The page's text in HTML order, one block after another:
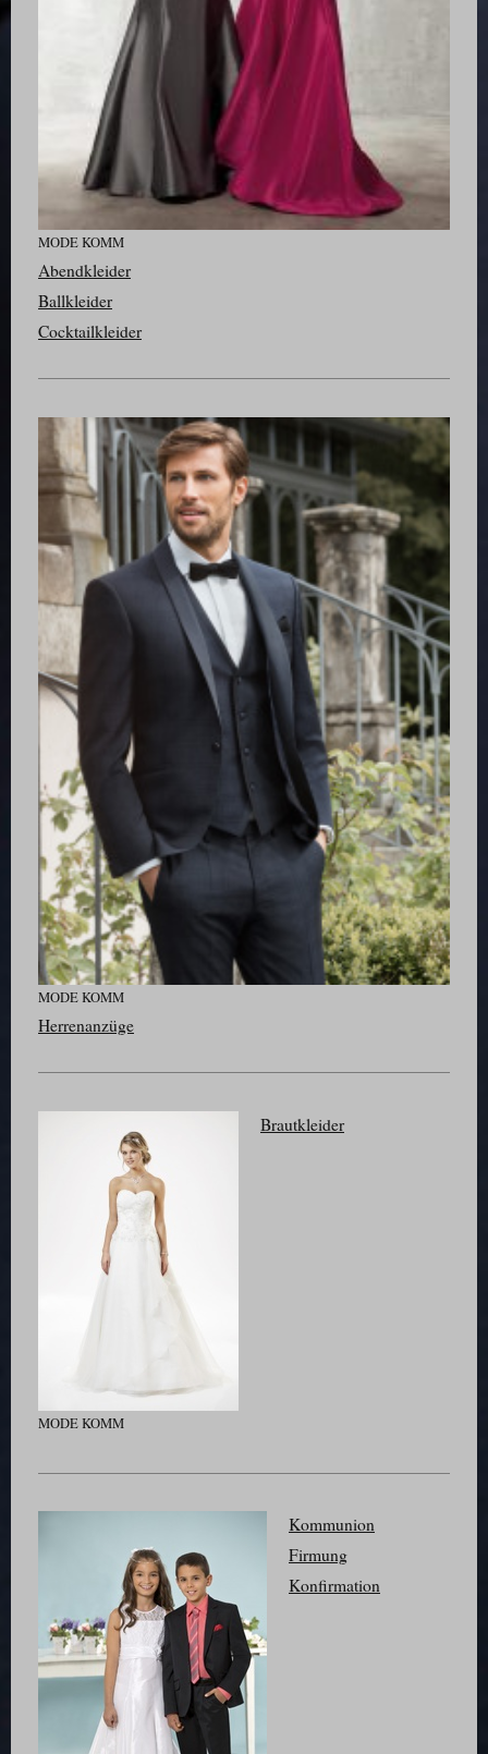
MODE KOMM
Abendkleider
Ballkleider
Cocktailkleider
MODE KOMM
Herrenanzüge
MODE KOMM
Brautkleider
Kommunion
Firmung
Konfirmation